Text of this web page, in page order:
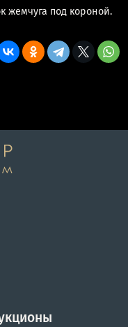
жемчуга под короной.